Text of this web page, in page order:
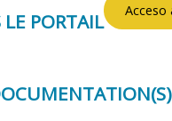
LE PORTAIL Acceso